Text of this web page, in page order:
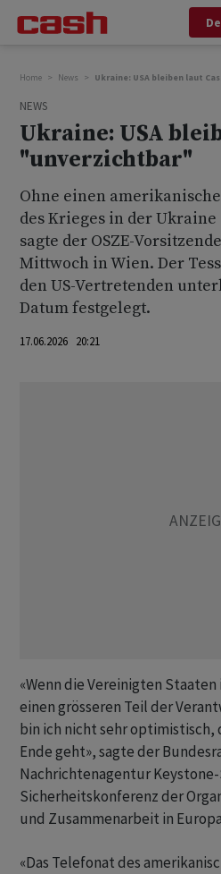
Home News Ukraine: USA bleiben laut
NEWS
Ukraine: USA
"unverzichtbar"
Ohne einen
des Krieges in der
sagte der OSZE-
Mittwoch in Wien. Der
den US-Vertretenden
Datum festgelegt.
17.06.2026 20:21
«Wenn die Vereinigten
einen grösseren Teil der
bin ich nicht sehr optimistisch,
Ende geht», sagte der
Nachrichtenagentur Keystone-
Sicherheitskonferenz der
und Zusammenarbeit in
«Das Telefonat des